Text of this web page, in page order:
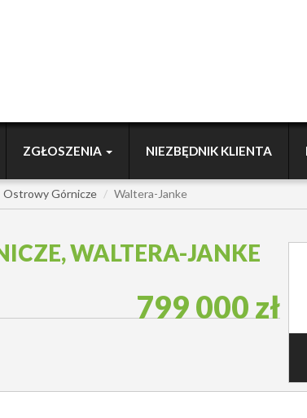
ZGŁOSZENIA NIEZBĘDNIK KLIENTA
Ostrowy Górnicze Waltera-Janke
WALTERA-JANKE
799 000 zł